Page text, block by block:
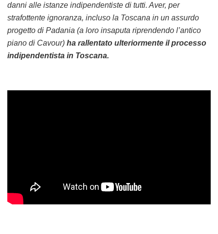
danni alle istanze indipendentiste di tutti. Aver, per
strafottente ignoranza, incluso la Toscana in un assurdo
progetto di Padania (a loro insaputa riprendendo l’antico
piano di Cavour) ha rallentato ulteriormente il processo
indipendentista in Toscana.